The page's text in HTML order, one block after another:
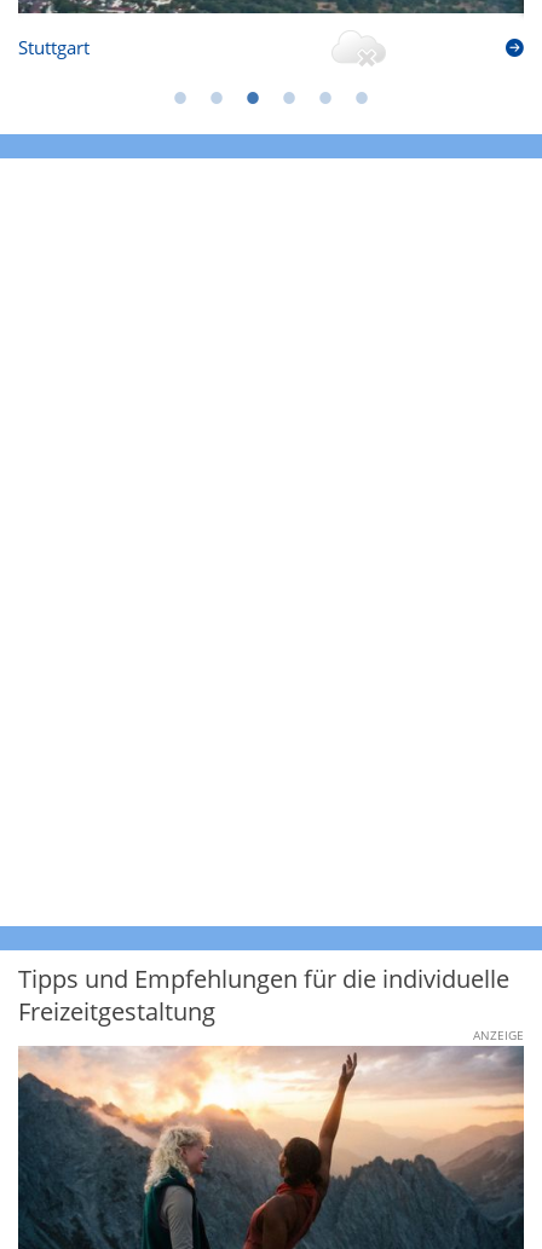
Stuttgart
Tipps und Empfehlungen für die individuelle
Freizeitgestaltung
ANZEIGE